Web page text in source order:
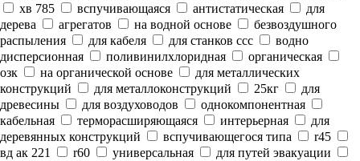
хв 785
вспучивающаяся антистатическая
для
дерева
агрегатов на водной основе
безвоздушного
распыления
для кабеля для станков ссс
водно
дисперсионная
поливинилхлоридная
органическая
озк
на органической основе
для металлических
конструкций
для металлоконструкций 25кг
для
древесины
для воздуховодов
однокомпонентная
кабельная
терморасширяющаяся интерьерная
для
деревянных конструкций
вспучивающегося типа
r45
вд ак 221
r60 универсальная
для путей эвакуации